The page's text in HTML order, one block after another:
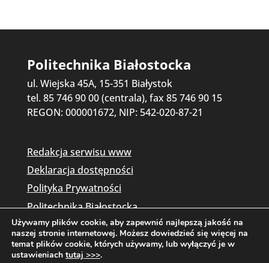
Politechnika Białostocka
ul. Wiejska 45A, 15-351 Białystok
tel. 85 746 90 00 (centrala), fax 85 746 90 15
REGON: 000001672, NIP: 542-020-87-21
Redakcja serwisu www
Deklaracja dostępności
Polityka Prywatności
Politechnika Białostocka
Używamy plików cookie, aby zapewnić najlepszą jakość na
naszej stronie internetowej. Możesz dowiedzieć się więcej na
temat plików cookie, których używamy, lub wyłączyć je w
ustawieniach tutaj >>>.